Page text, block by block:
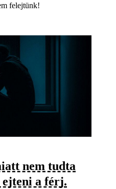
felejtünk!
nem tudta
ejteni a férj.